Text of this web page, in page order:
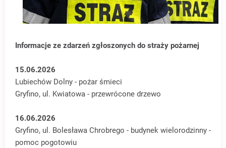
Informacje ze zdarzeń zgłoszonych do straży pożarnej
15.06.2026
Lubiechów Dolny - pożar śmieci
Gryfino, ul. Kwiatowa - przewrócone drzewo
16.06.2026
Gryfino, ul. Bolesława Chrobrego - budynek wielorodzinny -
pomoc pogotowiu